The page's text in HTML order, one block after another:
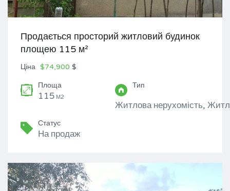
Продається просторий житловий будинок
площею 115 м²
Ціна $74,900 $
Площа
115 М2
Тип
Житлова нерухомість,
Статус
На продаж